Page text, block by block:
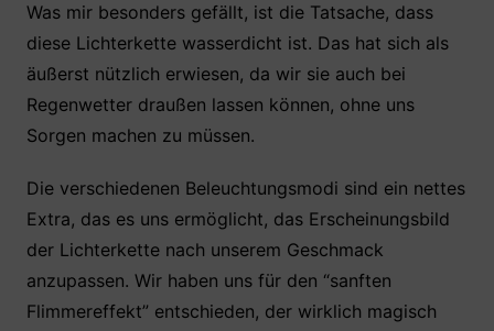
Was mir besonders gefällt, ist die Tatsache, dass
diese Lichterkette wasserdicht ist. Das hat sich als
äußerst nützlich erwiesen, da wir sie auch bei
Regenwetter draußen lassen können, ohne uns
Sorgen machen zu müssen.
Die verschiedenen Beleuchtungsmodi sind ein nettes
Extra, das es uns ermöglicht, das Erscheinungsbild
der Lichterkette nach unserem Geschmack
anzupassen. Wir haben uns für den “sanften
Flimmereffekt” entschieden, der wirklich magisch